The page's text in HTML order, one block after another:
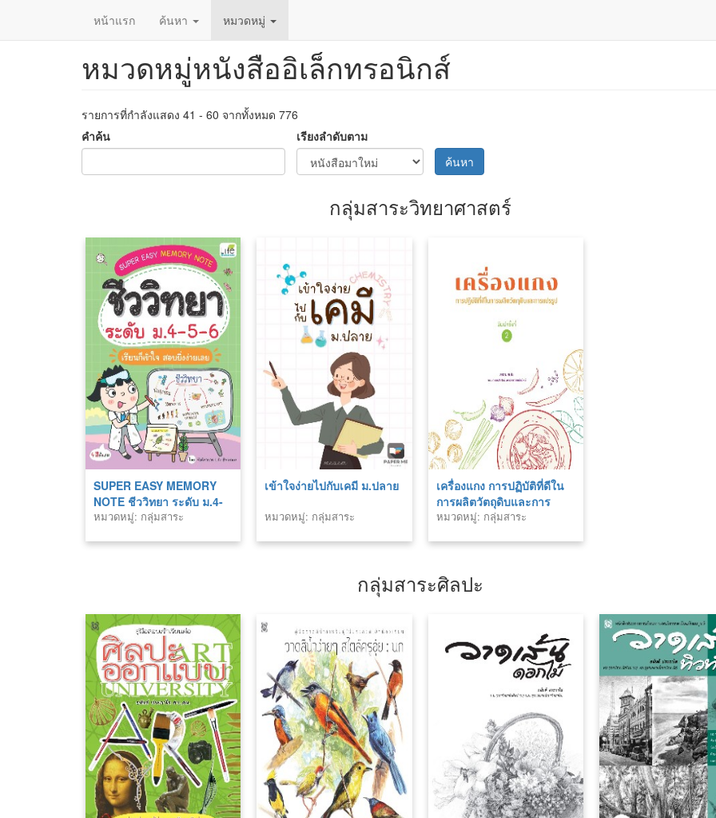
หน้าแรก ค้นหา หมวดหมู่
หมวดหมู่หนังสืออิเล็กทรอนิกส์
รายการที่กำลังแสดง 41 - 60 จากทั้งหมด 776
คำค้น
เรียงลำดับตาม
ค้นหา
กลุ่มสาระวิทยาศาสตร์
SUPER EASY MEMORY
NOTE ชีววิทยา ระดับ ม.4-
5-6 เรียนก็เข้าใจ สอบยิ่งง่าย
หมวดหมู่: กลุ่มสาระ
เข้าใจง่ายไปกับเคมี ม.ปลาย
หมวดหมู่: กลุ่มสาระ
เครื่องแกง การปฏิบัติที่ดีใน
การผลิตวัตถุดิบและการ
แปรรูป
หมวดหมู่: กลุ่มสาระ
กลุ่มสาระศิลปะ